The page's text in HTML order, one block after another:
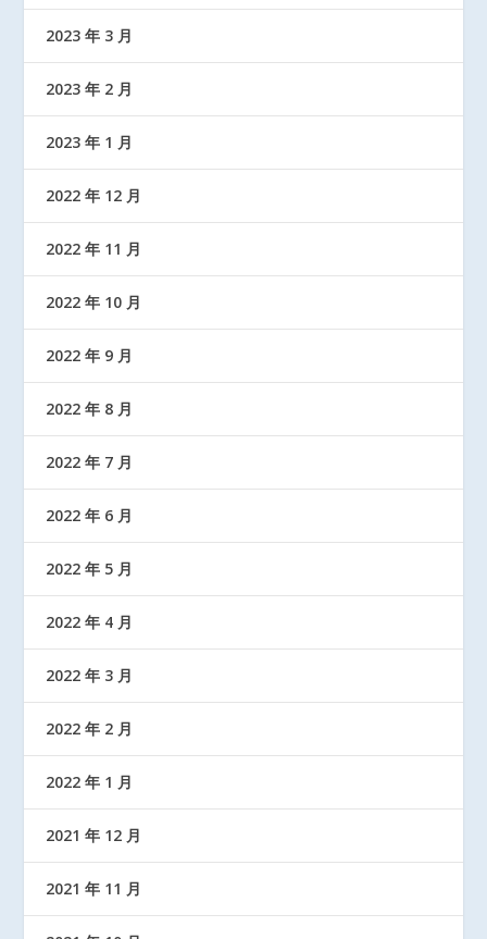
2023 年 3 月
2023 年 2 月
2023 年 1 月
2022 年 12 月
2022 年 11 月
2022 年 10 月
2022 年 9 月
2022 年 8 月
2022 年 7 月
2022 年 6 月
2022 年 5 月
2022 年 4 月
2022 年 3 月
2022 年 2 月
2022 年 1 月
2021 年 12 月
2021 年 11 月